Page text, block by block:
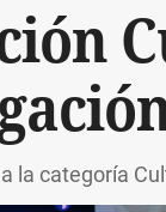
la categoría